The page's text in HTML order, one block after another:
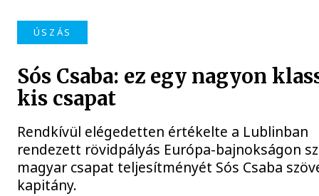
ÚSZÁS
Sós Csaba: ez egy nagyon
kis csapat
Rendkívül elégedetten értékelte a Lublinban
rendezett rövidpályás Európa-bajnokságon
magyar csapat teljesítményét Sós Csaba
kapitány.